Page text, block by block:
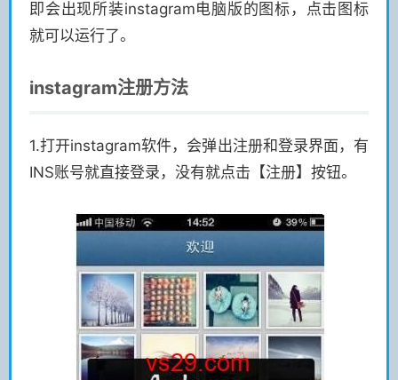
即会出现所装instagram电脑版的图标，点击图标
就可以运行了。
instagram注册方法
1.打开instagram软件，会弹出注册和登录界面，有
INS账号就直接登录，没有就点击【注册】按钮。